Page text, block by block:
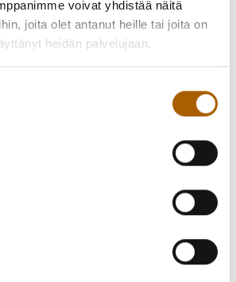
voivat yhdistää näitä
joita olet antanut heille tai joita on
heidän palvelujaan.